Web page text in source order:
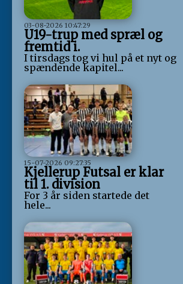
03-08-2026 10:47:29
U19-trup med spræl og
fremtid i.
I tirsdags tog vi hul på et nyt og
spændende kapitel...
15-07-2026 09:27:35
Kjellerup Futsal er klar
til 1. division
For 3 år siden startede det
hele...